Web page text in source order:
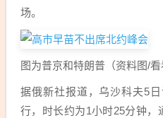
场。
图为普京和特朗普（资料图/看
据俄新社报道，乌沙科夫5
行，时长约为1小时25分钟，